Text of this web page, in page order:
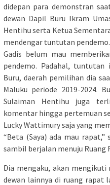
didepan para demonstran
dewan Dapil Buru Ikram
Hentihu serta Ketua
mendengar tuntutan pendemo.
Gadis belum mau
pendemo. Padahal, tuntutan
Buru, daerah pemilihan dia
Maluku periode 2019-2024.
Sulaiman Hentihu juga
komentar hingga pertemuan
Lucky Wattimury saja yang
“Beta (Saya) ada mau
sambil berjalan menuju Ruang
Dia mengaku, akan
dewan lainnya di ruang rapat